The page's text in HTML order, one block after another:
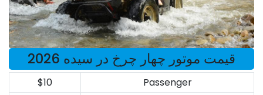
قیمت موتور چهار چرخ در سیده 2026
Passenger
$10